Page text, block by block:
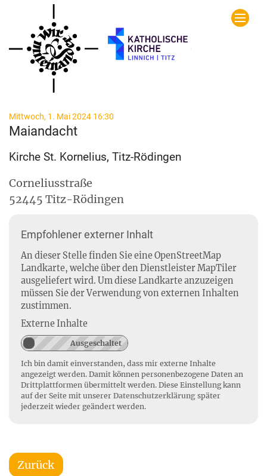
Zum Inhalt springen
Mittwoch, 1. Mai 2024 16:30
Maiandacht
Kirche St. Kornelius, Titz-Rödingen
Corneliusstraße
52445 Titz-Rödingen
Empfohlener externer Inhalt
An dieser Stelle finden Sie eine OpenStreetMap
Landkarte, welche über den Dienstleister MapTiler
ausgeliefert wird. Um diese Landkarte anzuzeigen
müssen Sie der Verwendung von externen Inhalten
zustimmen.
Externe Inhalte
Ich bin damit einverstanden, dass mir externe Inhalte
angezeigt werden. Damit können personenbezogene Daten an
Drittplattformen übermittelt werden. Diese Einstellung kann
auf der Seite mit unserer Datenschutzerklärung später
jederzeit wieder geändert werden.
Zurück